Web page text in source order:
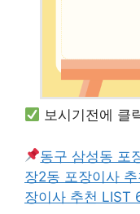
보시기전에 클
동구 삼성동 포
장2동 포장이사
장이사 추천 LIST